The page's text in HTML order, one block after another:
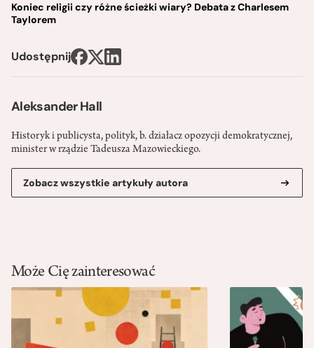
Aleksander Hall
Historyk i publicysta, polityk, b. działacz opozycji demokratycznej,
minister w rządzie Tadeusza Mazowieckiego.
Zobacz wszystkie artykuły autora
Koniec religii czy różne ścieżki wiary? Debata z Charlesem
Taylorem
Udostępnij
Może Cię zainteresować